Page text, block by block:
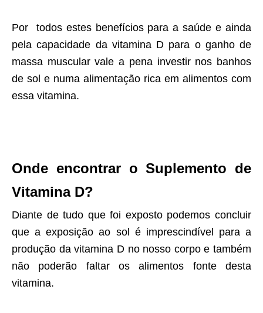
Por todos estes benefícios para a saúde e ainda
pela capacidade da vitamina D para o ganho de
massa muscular vale a pena investir nos banhos
de sol e numa alimentação rica em alimentos com
essa vitamina.
Onde encontrar o Suplemento de
Vitamina D?
Diante de tudo que foi exposto podemos concluir
que a exposição ao sol é imprescindível para a
produção da vitamina D no nosso corpo e também
não poderão faltar os alimentos fonte desta
vitamina.